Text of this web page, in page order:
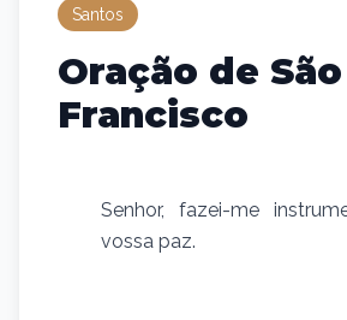
Santos
Oração de São
Francisco
Senhor, fazei-me
vossa paz.